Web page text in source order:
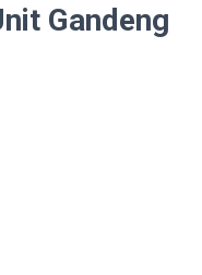
Gandeng